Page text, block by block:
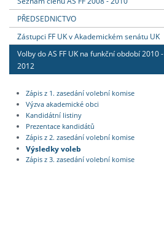
PŘEDSEDNICTVO
Zástupci FF UK v Akademickém senátu UK
Volby do AS FF UK na funkční období 2010 -
2012
Zápis z 1. zasedání volební komise
Výzva akademické obci
Kandidátní listiny
Prezentace kandidátů
Zápis z 2. zasedání volební komise
Výsledky voleb
Zápis z 3. zasedání volební komise